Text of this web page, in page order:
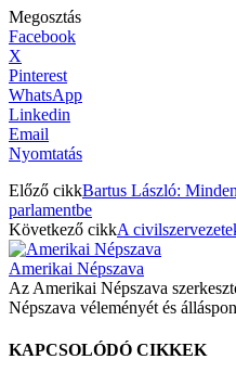
Megosztás
Facebook
X
Pinterest
WhatsApp
Linkedin
Email
Nyomtatás
Előző cikkBartus László:
parlamentbe
Következő cikkA
Amerikai Népszava
Az Amerikai Népszava
Népszava véleményét és
KAPCSOLÓDÓ CIKKEK